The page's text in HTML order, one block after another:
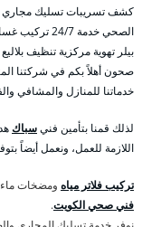
كشف تسريبات تسليك مجاري
الصحي خدمة
بيلر تهوية مركزية تنظيف
صحون أهلاً بكم في شركتنا
خدماتنا للمنازل والمشافي
لذلك قمنا بتأمين فنيسباك
اللازمة للعمل، ونعمل أيضاً
تركيب فلاتر مياه ومضخات ماء
فني صحي الكويت.